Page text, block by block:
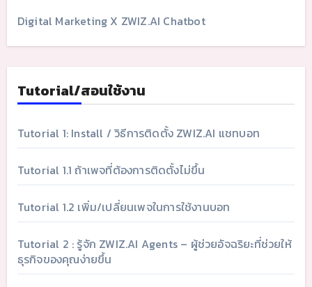
Digital Marketing X ZWIZ.AI Chatbot
Tutorial/สอนใช้งาน
Tutorial 1: Install / วิธีการติดตั้ง ZWIZ.AI แชทบอท
Tutorial 1.1 ถ้าเพจที่ต้องการติดตั้งไม่ขึ้น
Tutorial 1.2 เพิ่ม/เปลี่ยนเพจในการใช้งานบอท
Tutorial 2 : รู้จัก ZWIZ.AI Agents – ผู้ช่วยอัจฉริยะที่ช่วยให้
ธุรกิจของคุณง่ายขึ้น